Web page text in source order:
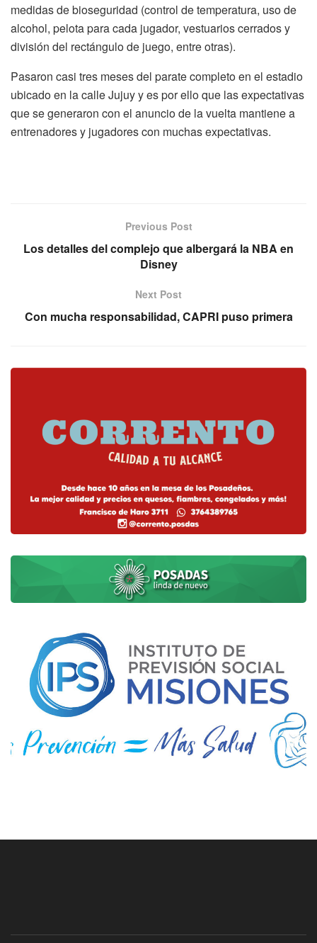
medidas de bioseguridad (control de temperatura, uso de
alcohol, pelota para cada jugador, vestuarios cerrados y
división del rectángulo de juego, entre otras).
Pasaron casi tres meses del parate completo en el estadio
ubicado en la calle Jujuy y es por ello que las expectativas
que se generaron con el anuncio de la vuelta mantiene a
entrenadores y jugadores con muchas expectativas.
Previous Post
Los detalles del complejo que albergará la NBA en
Disney
Next Post
Con mucha responsabilidad, CAPRI puso primera